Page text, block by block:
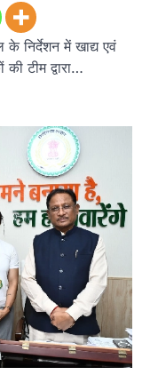
के निर्देशन में खाद्य एवं
टीम द्वारा…